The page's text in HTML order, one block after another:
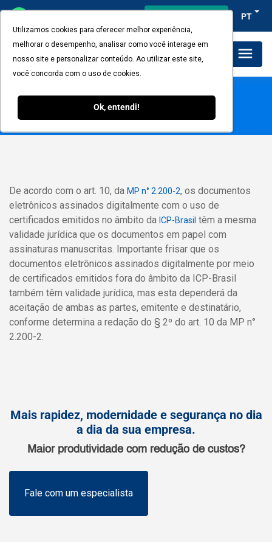
Utilizamos cookies para oferecer melhor experiência,
melhorar o desempenho, analisar como você interage em
nosso site e personalizar conteúdo. Ao utilizar este site,
você concorda com o uso de cookies.
Ok, entendi!
PT
Planos e Preços
eletronicamente é reconhecido da
mesma forma que um documento
assinado de forma manuscrita?
De acordo com o art. 10, da MP n° 2.200-2, os documentos
eletrônicos assinados digitalmente com o uso de
certificados emitidos no âmbito da ICP-Brasil têm a mesma
validade jurídica que os documentos em papel com
assinaturas manuscritas. Importante frisar que os
documentos eletrônicos assinados digitalmente por meio
de certificados emitidos fora do âmbito da ICP-Brasil
também têm validade jurídica, mas esta dependerá da
aceitação de ambas as partes, emitente e destinatário,
conforme determina a redação do § 2º do art. 10 da MP n°
2.200-2.
Mais rapidez, modernidade e segurança no dia
a dia da sua empresa.
Maior produtividade com redução de custos?
Fale com um especialista